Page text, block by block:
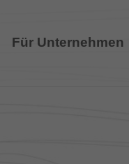
Für Unternehmen